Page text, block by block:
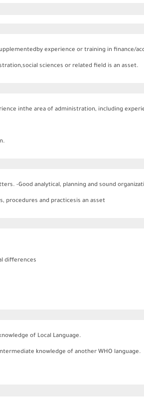
experience or training in finance/
sciences or related field is an asset.
inthe area of administration, including
-Good analytical, planning and sound
procedures and practicesis an asset
differences
of Local Language.
knowledge of another WHO language.